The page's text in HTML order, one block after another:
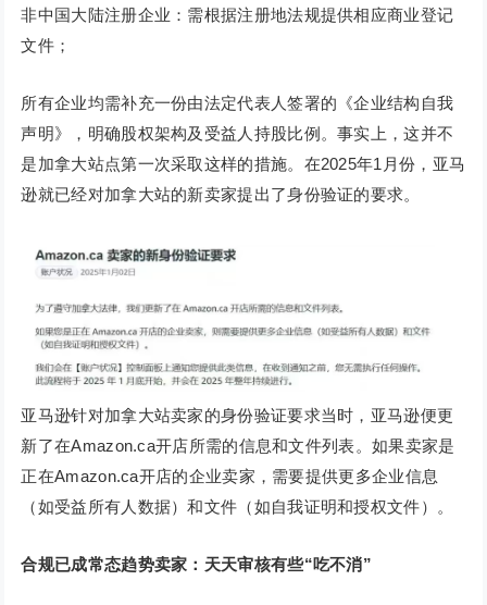
非中国大陆注册企业：需根据注册地法规提供相应商业登记
文件；
所有企业均需补充一份由法定代表人签署的《企业结构自我
声明》，明确股权架构及受益人持股比例。事实上，这并不
是加拿大站点第一次采取这样的措施。在2025年1月份，亚马
逊就已经对加拿大站的新卖家提出了身份验证的要求。
亚马逊针对加拿大站卖家的身份验证要求当时，亚马逊便更
新了在Amazon.ca开店所需的信息和文件列表。如果卖家是
正在Amazon.ca开店的企业卖家，需要提供更多企业信息
（如受益所有人数据）和文件（如自我证明和授权文件）。
合规已成常态趋势卖家：天天审核有些“吃不消”